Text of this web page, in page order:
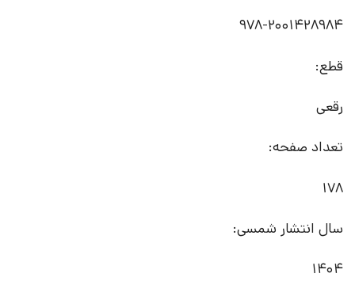
978-2001428984
قطع:
رقعی
تعداد صفحه:
178
سال انتشار شمسی:
1404